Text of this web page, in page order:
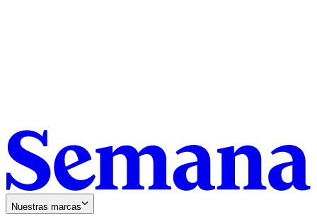
Nuestras marcas